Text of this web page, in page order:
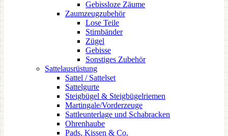
Gebissloze Zäume
Zaumzeugzubehör
Lose Teile
Stirnbänder
Zügel
Gebisse
Sonstiges Zubehör
Sattelausrüstung
Sattel / Sattelset
Sattelgurte
Steigbügel & Steigbügelriemen
Martingale/Vorderzeuge
Sattleunterlage und Schabracken
Ohrenhaube
Pads, Kissen & Co.